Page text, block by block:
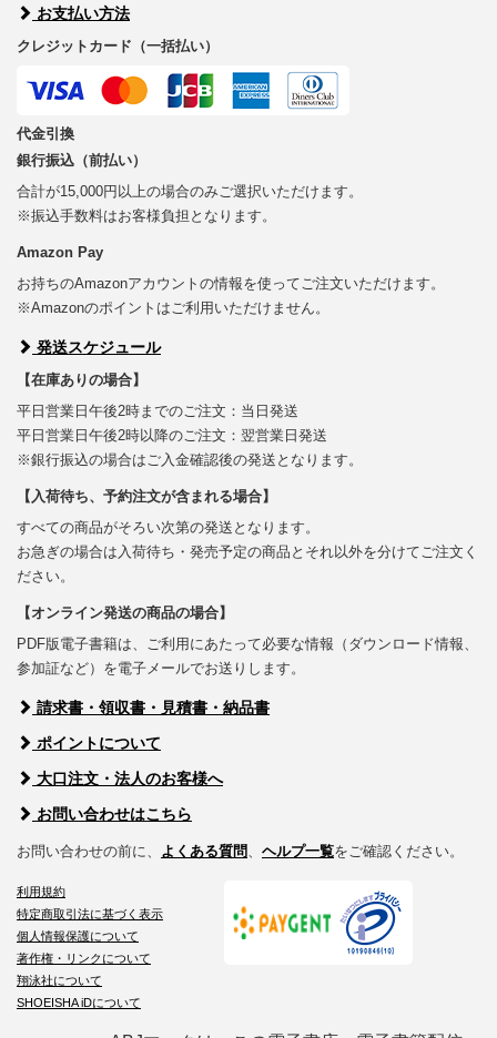
お支払い方法
クレジットカード（一括払い）
代金引換
銀行振込（前払い）
合計が15,000円以上の場合のみご選択いただけます。
※振込手数料はお客様負担となります。
Amazon Pay
お持ちのAmazonアカウントの情報を使ってご注文いただけます。
※Amazonのポイントはご利用いただけません。
発送スケジュール
【在庫ありの場合】
平日営業日午後2時までのご注文：当日発送
平日営業日午後2時以降のご注文：翌営業日発送
※銀行振込の場合はご入金確認後の発送となります。
【入荷待ち、予約注文が含まれる場合】
すべての商品がそろい次第の発送となります。
お急ぎの場合は入荷待ち・発売予定の商品とそれ以外を分けてご注文く
ださい。
【オンライン発送の商品の場合】
PDF版電子書籍は、ご利用にあたって必要な情報（ダウンロード情報、
参加証など）を電子メールでお送りします。
請求書・領収書・見積書・納品書
ポイントについて
大口注文・法人のお客様へ
お問い合わせはこちら
お問い合わせの前に、 よくある質問、 ヘルプ一覧をご確認ください。
利用規約
特定商取引法に基づく表示
個人情報保護について
著作権・リンクについて
翔泳社について
SHOEISHA iDについて